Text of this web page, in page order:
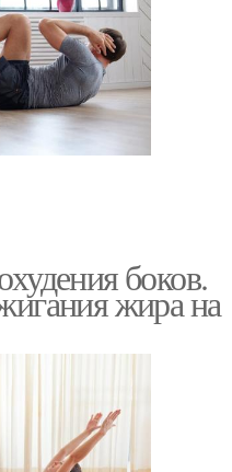
боков.
жира на